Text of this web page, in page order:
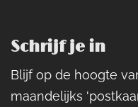
Schrijf je in
Blijf op de hoogte
maandelijks